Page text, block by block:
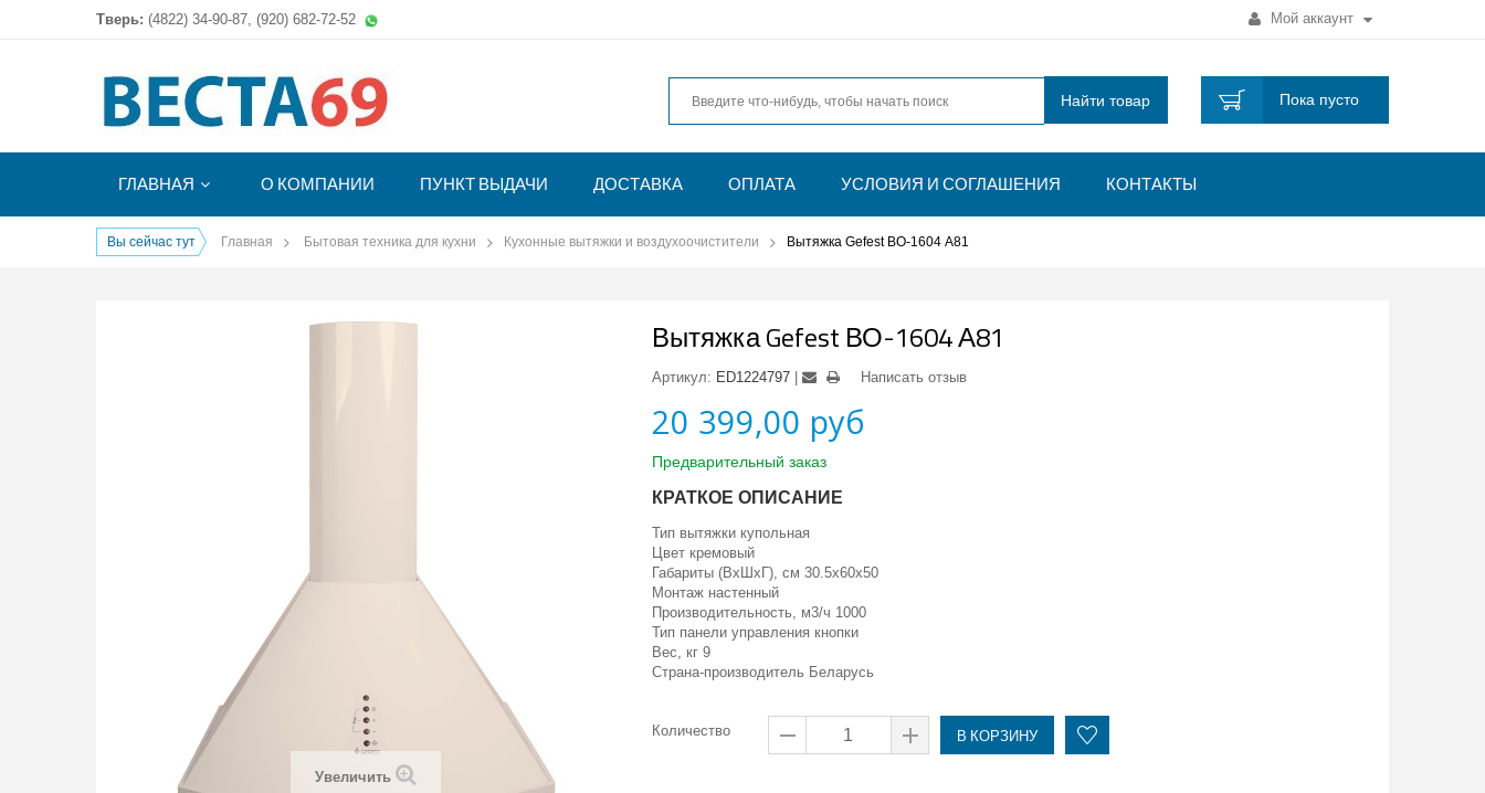
Тверь: (4822) 34-90-87, (920) 682-72-52 Мой аккаунт
Найти товар Пока пусто
ГЛАВНАЯ О КОМПАНИИ ПУНКТ ВЫДАЧИ ДОСТАВКА ОПЛАТА УСЛОВИЯ И СОГЛАШЕНИЯ КОНТАКТЫ
Вы сейчас тут Главная Бытовая техника для кухни Кухонные вытяжки и воздухоочистители Вытяжка Gefest ВО-1604 А81
Увеличить
Вытяжка Gefest ВО-1604 А81
Артикул: ED1224797 Написать отзыв
20 399,00 руб
Предварительный заказ
КРАТКОЕ ОПИСАНИЕ
Тип вытяжки купольная
Цвет кремовый
Габариты (ВxШxГ), см 30.5x60x50
Монтаж настенный
Производительность, м3/ч 1000
Тип панели управления кнопки
Вес, кг 9
Страна-производитель Беларусь
Количество В КОРЗИНУ